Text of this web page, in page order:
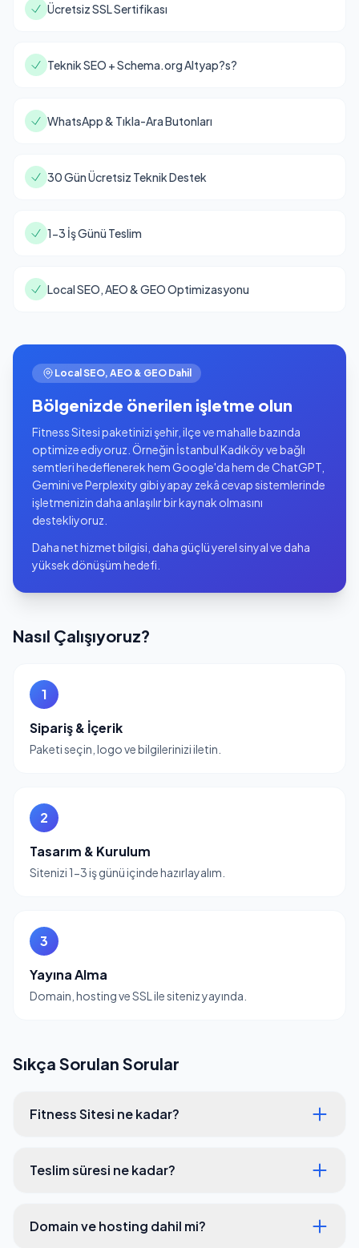
Ücretsiz SSL Sertifikası
Teknik SEO + Schema.org Altyap?s?
WhatsApp & Tıkla-Ara Butonları
30 Gün Ücretsiz Teknik Destek
1-3 İş Günü Teslim
Local SEO, AEO & GEO Optimizasyonu
Local SEO, AEO & GEO Dahil
Bölgenizde önerilen işletme olun
Fitness Sitesi paketinizi şehir, ilçe ve mahalle bazında
optimize ediyoruz. Örneğin İstanbul Kadıköy ve bağlı
semtleri hedeflenerek hem Google'da hem de ChatGPT,
Gemini ve Perplexity gibi yapay zekâ cevap sistemlerinde
işletmenizin daha anlaşılır bir kaynak olmasını
destekliyoruz.
Daha net hizmet bilgisi, daha güçlü yerel sinyal ve daha
yüksek dönüşüm hedefi.
Nasıl Çalışıyoruz?
1
Sipariş & İçerik
Paketi seçin, logo ve bilgilerinizi iletin.
2
Tasarım & Kurulum
Sitenizi 1-3 iş günü içinde hazırlayalım.
3
Yayına Alma
Domain, hosting ve SSL ile siteniz yayında.
Sıkça Sorulan Sorular
Fitness Sitesi ne kadar?
Teslim süresi ne kadar?
Domain ve hosting dahil mi?